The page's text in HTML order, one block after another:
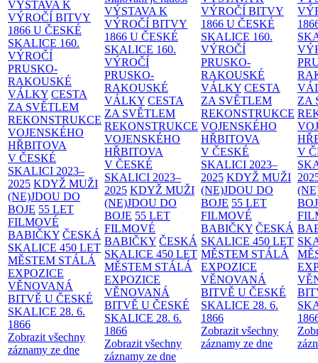
VÝSTAVA K
VÝROČÍ BITVY
1866 U ČESKÉ
SKALICE 160.
VÝROČÍ
PRUSKO-
RAKOUSKÉ
VÁLKY CESTA
ZA SVĚTLEM
REKONSTRUKCE
VOJENSKÉHO
HŘBITOVA
V ČESKÉ
SKALICI 2023–
2025 KDYŽ MUŽI
(NE)JDOU DO
BOJE 55 LET
FILMOVÉ
BABIČKY ČESKÁ
SKALICE 450 LET
MĚSTEM STÁLÁ
EXPOZICE
VĚNOVANÁ
BITVĚ U ČESKÉ
SKALICE 28. 6.
1866
Zobrazit všechny
záznamy ze dne
VÝSTAVA K
VÝROČÍ BITVY
1866 U ČESKÉ
SKALICE 160.
VÝROČÍ
PRUSKO-
RAKOUSKÉ
VÁLKY CESTA
ZA SVĚTLEM
REKONSTRUKCE
VOJENSKÉHO
HŘBITOVA
V ČESKÉ
SKALICI 2023–
2025 KDYŽ MUŽI
(NE)JDOU DO
BOJE 55 LET
FILMOVÉ
BABIČKY ČESKÁ
SKALICE 450 LET
MĚSTEM STÁLÁ
EXPOZICE
VĚNOVANÁ
BITVĚ U ČESKÉ
SKALICE 28. 6.
1866
Zobrazit všechny
záznamy ze dne
VÝROČÍ BITVY
1866 U ČESKÉ
SKALICE 160.
VÝROČÍ
PRUSKO-
RAKOUSKÉ
VÁLKY CESTA
ZA SVĚTLEM
REKONSTRUKCE
VOJENSKÉHO
HŘBITOVA
V ČESKÉ
SKALICI 2023–
2025 KDYŽ MUŽI
(NE)JDOU DO
BOJE 55 LET
FILMOVÉ
BABIČKY ČESKÁ
SKALICE 450 LET
MĚSTEM STÁLÁ
EXPOZICE
VĚNOVANÁ
BITVĚ U ČESKÉ
SKALICE 28. 6.
1866
Zobrazit všechny
záznamy ze dne
ZA
V